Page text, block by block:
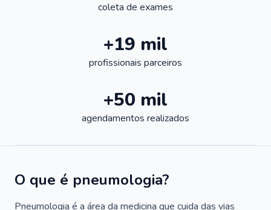
coleta de exames
+19 mil
profissionais parceiros
+50 mil
agendamentos realizados
O que é pneumologia?
Pneumologia é a área da medicina que cuida das vias